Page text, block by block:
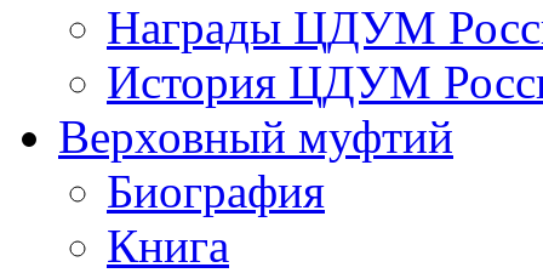
Награды ЦДУМ
История ЦДУМ
Верховный муфтий
Биография
Книга